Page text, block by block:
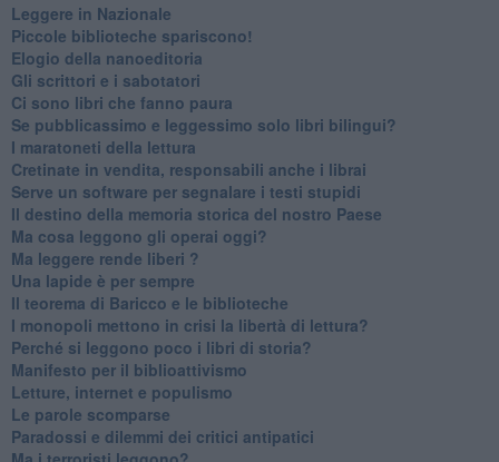
​Leggere in Nazionale
​Piccole biblioteche spariscono!
​Elogio della nanoeditoria
Gli scrittori e i sabotatori
Ci sono libri che fanno paura
Se pubblicassimo e leggessimo solo libri bilingui?
I maratoneti della lettura
Cretinate in vendita, responsabili anche i librai
Serve un software per segnalare i testi stupidi
​Il destino della memoria storica del nostro Paese
Ma cosa leggono gli operai oggi?
Ma leggere rende liberi ?
​Una lapide è per sempre
Il teorema di Baricco e le biblioteche
I monopoli mettono in crisi la libertà di lettura?
​Perché si leggono poco i libri di storia?
​Manifesto per il biblioattivismo
Letture, internet e populismo
​Le parole scomparse
​Paradossi e dilemmi dei critici antipatici